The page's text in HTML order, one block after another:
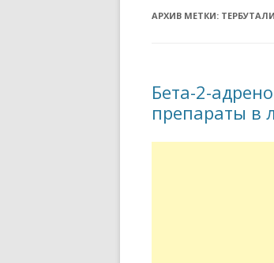
АРХИВ МЕТКИ:
Бета-2-
препараты в